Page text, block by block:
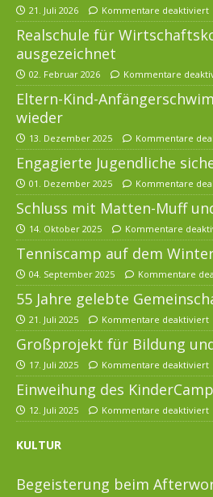
21. Juli 2026 Kommentare deaktiviert
Realschule für
ausgezeichnet
02. Februar 2026 Kommentare
Eltern-Kind-
wieder
13. Dezember 2025 Kommentare
Engagierte Jugendliche
01. Dezember 2025 Kommentare
Schluss mit Matten-Muff
14. Oktober 2025 Kommentare
Tenniscamp auf dem
04. September 2025 Kommentare
55 Jahre gelebte
21. Juli 2025 Kommentare deaktiviert
Großprojekt für Bildung
17. Juli 2025 Kommentare deaktiviert
Einweihung des
12. Juli 2025 Kommentare deaktiviert
KULTUR
Begeisterung beim